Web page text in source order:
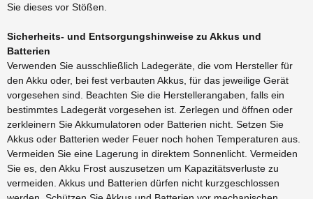
Sie dieses vor Stößen.
Sicherheits- und Entsorgungshinweise zu Akkus und
Batterien
Verwenden Sie ausschließlich Ladegeräte, die vom Hersteller für
den Akku oder, bei fest verbauten Akkus, für das jeweilige Gerät
vorgesehen sind. Beachten Sie die Herstellerangaben, falls ein
bestimmtes Ladegerät vorgesehen ist. Zerlegen und öffnen oder
zerkleinern Sie Akkumulatoren oder Batterien nicht. Setzen Sie
Akkus oder Batterien weder Feuer noch hohen Temperaturen aus.
Vermeiden Sie eine Lagerung in direktem Sonnenlicht. Vermeiden
Sie es, den Akku Frost auszusetzen um Kapazitätsverluste zu
vermeiden. Akkus und Batterien dürfen nicht kurzgeschlossen